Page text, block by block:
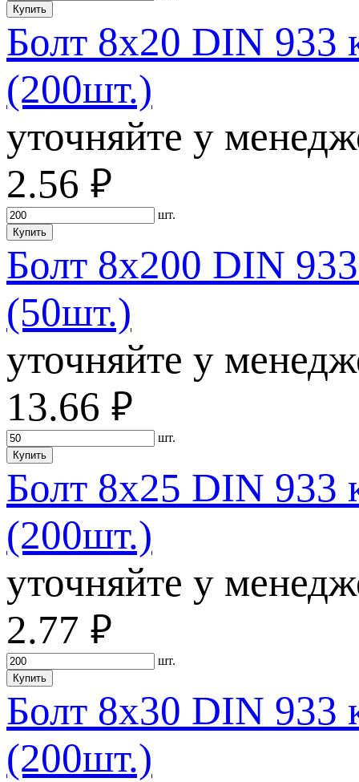
Купить
Болт 8х20 DIN 933
(200шт.)
уточняйте у
2.56 руб.
шт.
Купить
Болт 8х200 DIN
(50шт.)
уточняйте у
13.66 руб.
шт.
Купить
Болт 8х25 DIN 933
(200шт.)
уточняйте у
2.77 руб.
шт.
Купить
Болт 8х30 DIN 933
(200шт.)